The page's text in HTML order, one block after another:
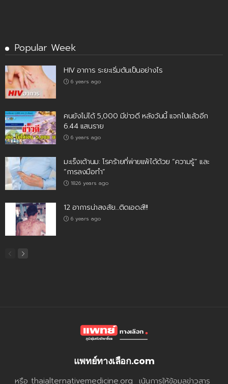
Popular Week
HIV อาการ ระยะเริ่มต้นเป็นอย่างไร
6 years ago
คนยังไม่ได้ 5,000 มีข่าวดี หลังวันนี้ แจกไปแล้วอีก
6.44 แสนราย
6 years ago
มะเร็งเต้านม: โรคร้ายที่พ่ายแพ้ได้ด้วย “ความรู้” และ
“การลงมือทำ”
1826 years ago
12 อาการน่าสงสัย…ติดเอดส์!!!
6 years ago
แพทย์ทางเลือก.com
หรือ thaialternativemedicine.org เน้นการให้ข้อมูลข่าวสาร